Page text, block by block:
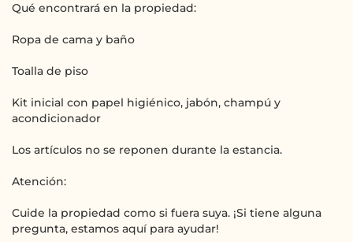
Qué encontrará en la propiedad:
Ropa de cama y baño
Toalla de piso
Kit inicial con papel higiénico, jabón, champú y
acondicionador
Los artículos no se reponen durante la estancia.
Atención:
Cuide la propiedad como si fuera suya. ¡Si tiene alguna
pregunta, estamos aquí para ayudar!